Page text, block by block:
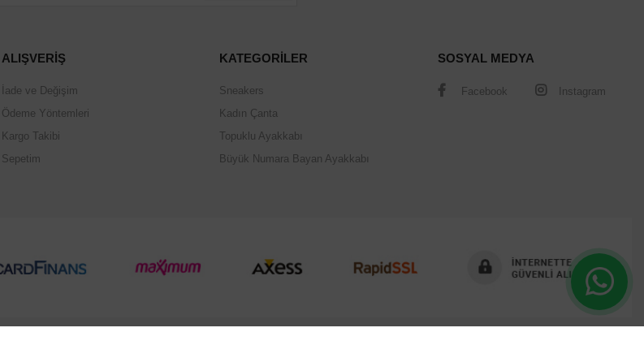
ALIŞVERİŞ
İade ve Değişim
Ödeme Yöntemleri
Kargo Takibi
Sepetim
KATEGORİLER
Sneakers
Kadın Çanta
Topuklu Ayakkabı
Büyük Numara Bayan Ayakkabı
SOSYAL MEDYA
Facebook Instagram